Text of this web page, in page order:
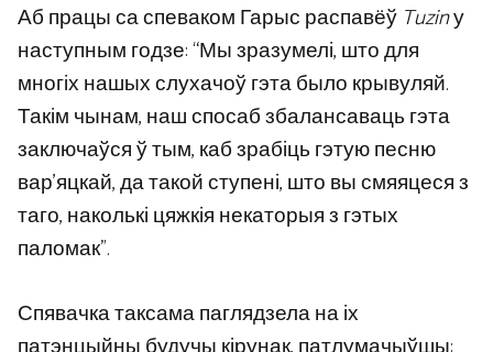
Аб працы са спеваком Гарыс распавёў Tuzinу
наступным годзе: “Мы зразумелі, што для
многіх нашых слухачоў гэта было крывуляй.
Такім чынам, наш спосаб збалансаваць гэта
заключаўся ў тым, каб зрабіць гэтую песню
вар’яцкай, да такой ступені, што вы смяяцеся з
таго, наколькі цяжкія некаторыя з гэтых
паломак”.
Спявачка таксама паглядзела на іх